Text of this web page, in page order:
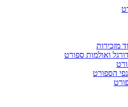
מזכירות
ואולמות ספורט
הספורט